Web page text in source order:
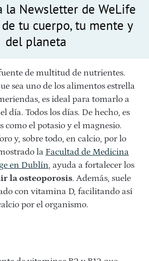
la Newsletter de WeLife
tu cuerpo, tu mente y
del planeta
de multitud de nutrientes.
sea uno de los alimentos estrella
es ideal para tomarlo a
día. Todos los días. De hecho, es
como el potasio y el magnesio.
y, sobre todo, en calcio, por lo
la Facultad de Medicina
en Dublín, ayuda a fortalecer los
la osteoporosis. Además, suele
con vitamina D, facilitando así
por el organismo.